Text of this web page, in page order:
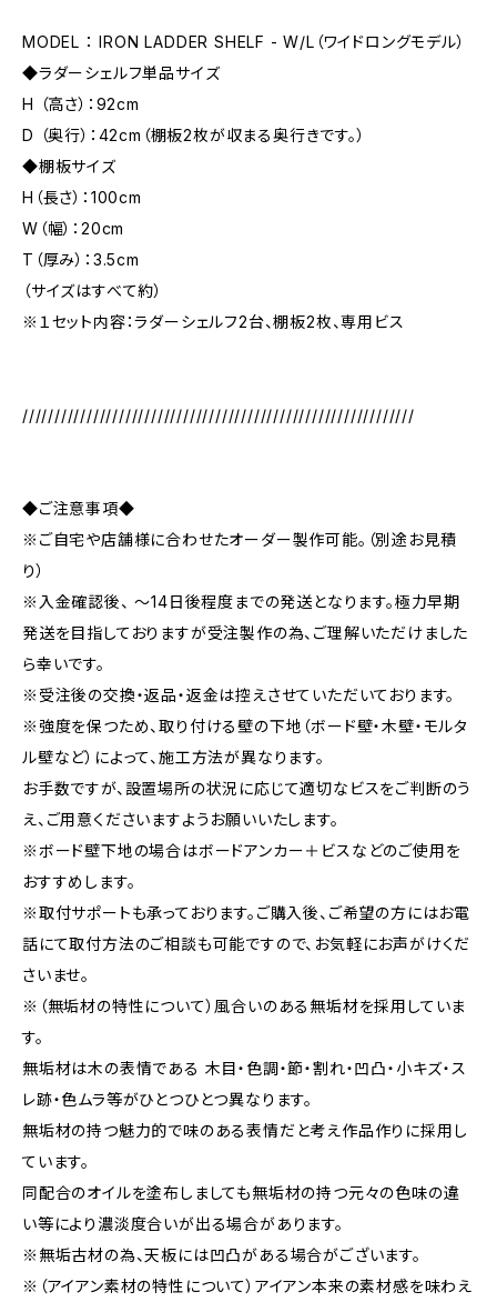
MODEL ： IRON LADDER SHELF - W/L（ワイドロングモデル）
◆ラダーシェルフ単品サイズ
H （高さ）：92cm
D （奥行）：42cm（棚板2枚が収まる奥行きです。）
◆棚板サイズ
H（長さ）：100cm
W（幅）：20cm
T（厚み）：3.5cm
（サイズはすべて約）
※１セット内容：ラダーシェルフ2台、棚板2枚、専用ビス
/////////////////////////////////////////////////////////////
◆ご注意事項◆
※ご自宅や店舗様に合わせたオーダー製作可能。（別途お見積
り）
※入金確認後、 ～14日後程度までの発送となります。極力早期
発送を目指しておりますが受注製作の為、ご理解いただけました
ら幸いです。
※受注後の交換・返品・返金は控えさせていただいております。
※強度を保つため、取り付ける壁の下地（ボード壁・木壁・モルタ
ル壁など）によって、施工方法が異なります。
お手数ですが、設置場所の状況に応じて適切なビスをご判断のう
え、ご用意くださいますようお願いいたします。
※ボード壁下地の場合はボードアンカー＋ビスなどのご使用を
おすすめします。
※取付サポートも承っております。ご購入後、ご希望の方にはお電
話にて取付方法のご相談も可能ですので、お気軽にお声がけくだ
さいませ。
※（無垢材の特性について）風合いのある無垢材を採用していま
す。
無垢材は木の表情である 木目・色調・節・割れ・凹凸・小キズ・ス
レ跡・色ムラ等がひとつひとつ異なります。
無垢材の持つ魅力的で味のある表情だと考え作品作りに採用し
ています。
同配合のオイルを塗布しましても無垢材の持つ元々の色味の違
い等により濃淡度合いが出る場合があります。
※無垢古材の為、天板には凹凸がある場合がございます。
※（アイアン素材の特性について）アイアン本来の素材感を味わえ